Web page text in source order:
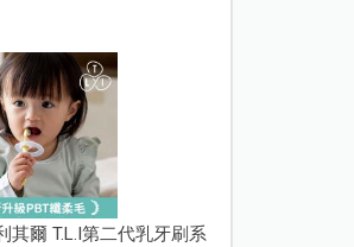
其爾 T.L.I第二代乳牙刷系